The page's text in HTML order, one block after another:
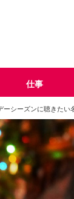
仕事
ーシーズンに聴きたい